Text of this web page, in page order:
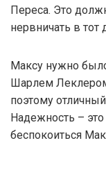
Переса. Это
нервничать в тот
Максу нужно
Шарлем
поэтому
Надежность –
беспокоиться